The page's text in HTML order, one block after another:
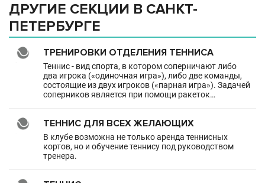
ДРУГИЕ СЕКЦИИ В САНКТ-
ПЕТЕРБУРГЕ
ТРЕНИРОВКИ ОТДЕЛЕНИЯ ТЕННИСА
Теннис - вид спорта, в котором соперничают либо
два игрока («одиночная игра»), либо две команды,
состоящие из двух игроков («парная игра»). Задачей
соперников является при помощи ракеток…
ТЕННИС ДЛЯ ВСЕХ ЖЕЛАЮЩИХ
В клубе возможна не только аренда теннисных
кортов, но и обучение теннису под руководством
тренера.